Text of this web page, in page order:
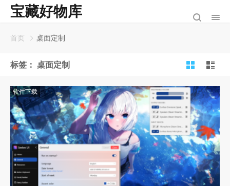
宝藏好物库
首页 桌面定制
标签： 桌面定制
软件下载